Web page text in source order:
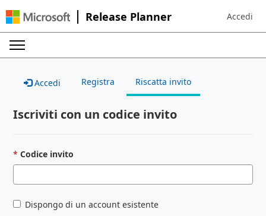
Release Planner Sign in to
Accedi
Accedi Registra Riscatta invito
Iscriviti con un codice invito
Codice invito
Dispongo di un account esistente